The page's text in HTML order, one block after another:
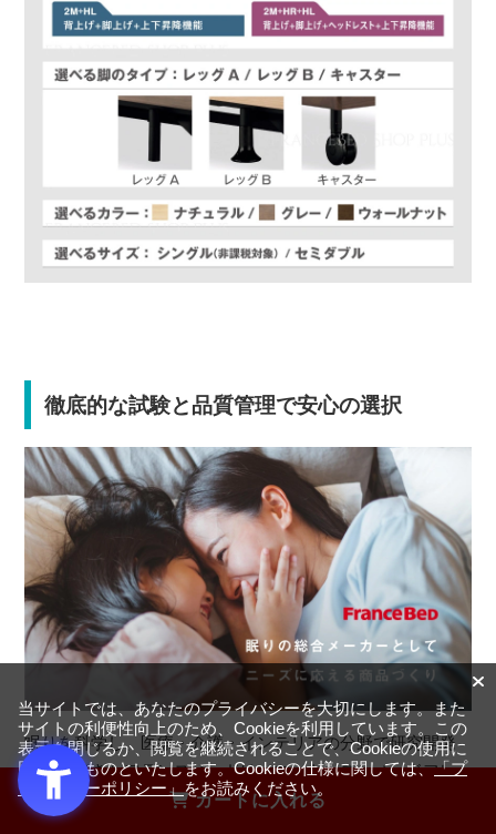
カートに入れる
徹底的な試験と品質管理で安心の選択
眠りを科学し、医療・介護・インテリアの分野で研究開発
を続けてきたフランスベッドは、マットレス、ベッドフレ
ーム、寝具、羽毛布団など、睡眠環境をつくる全ての商品
を自社で開発～製造できる「眠りの総合メーカー」とし
当サイトでは、あなたのプライバシーを大切にします。また
サイトの利便性向上のため、Cookieを利用しています。この
表示を閉じるか、閲覧を継続されることで、Cookieの使用に
同意するものといたします。Cookieの仕様に関しては、「プ
ライバシーポリシー」をお読みください。